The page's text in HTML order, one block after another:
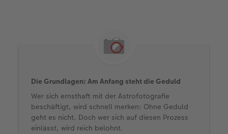
Die Grundlagen: Am Anfang steht die Geduld
Wer sich ernsthaft mit der Astrofotografie
beschäftigt, wird schnell merken: Ohne Geduld
geht es nicht. Doch wer sich auf diesen Prozess
einlässt, wird reich belohnt.